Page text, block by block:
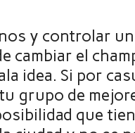
y controlar
cambiar el
idea. Si por
grupo de
que